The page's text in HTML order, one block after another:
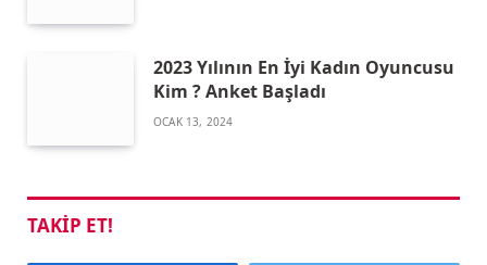
2023 Yılının En İyi Kadın Oyuncusu
Kim ? Anket Başladı
OCAK 13, 2024
TAKIP ET!